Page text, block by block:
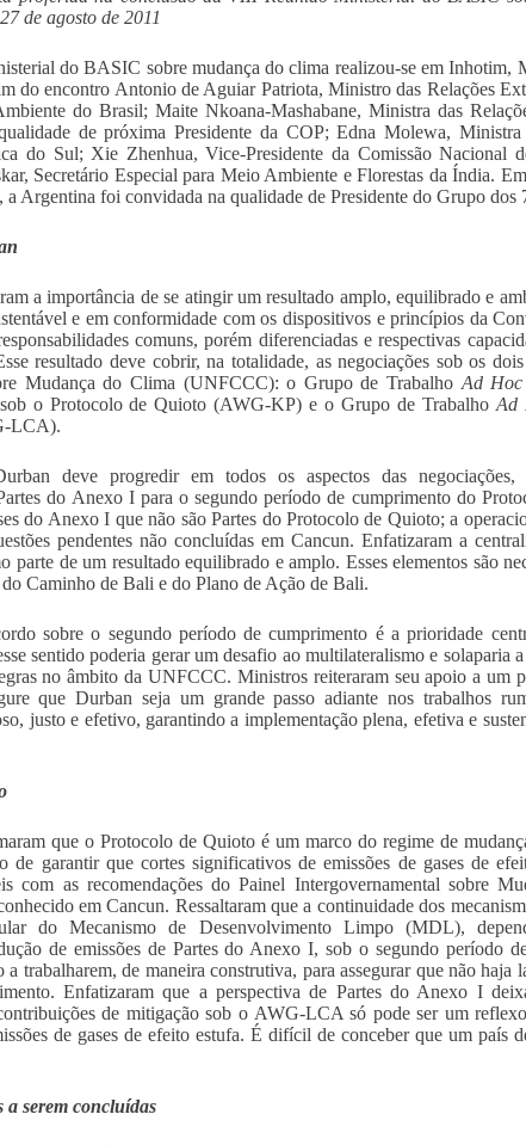
de agosto de 2011
do BASIC sobre mudança do clima realizou-se em Inhotim,
do encontro Antonio de Aguiar Patriota, Ministro das Relações
do Brasil; Maite Nkoana-Mashabane, Ministra das
de próxima Presidente da COP; Edna Molewa,
do Sul; Xie Zhenhua, Vice-Presidente da Comissão Nacional
Secretário Especial para Meio Ambiente e Florestas da Índia.
Argentina foi convidada na qualidade de Presidente do Grupo dos
a importância de se atingir um resultado amplo, equilibrado e
e em conformidade com os dispositivos e princípios da
comuns, porém diferenciadas e respectivas
resultado deve cobrir, na totalidade, as negociações sob os
Mudança do Clima (UNFCCC): o Grupo de Trabalho Ad Hoc
o Protocolo de Quioto (AWG-KP) e o Grupo de Trabalho Ad
LCA).
deve progredir em todos os aspectos das
do Anexo I para o segundo período de cumprimento do
do Anexo I que não são Partes do Protocolo de Quioto; a
pendentes não concluídas em Cancun. Enfatizaram a
parte de um resultado equilibrado e amplo. Esses elementos são
Caminho de Bali e do Plano de Ação de Bali.
sobre o segundo período de cumprimento é a prioridade
sentido poderia gerar um desafio ao multilateralismo e solaparia
no âmbito da UNFCCC. Ministros reiteraram seu apoio a um
que Durban seja um grande passo adiante nos trabalhos
justo e efetivo, garantindo a implementação plena, efetiva e
que o Protocolo de Quioto é um marco do regime de
de garantir que cortes significativos de emissões de gases de
com as recomendações do Painel Intergovernamental sobre
em Cancun. Ressaltaram que a continuidade dos
do Mecanismo de Desenvolvimento Limpo (MDL),
de emissões de Partes do Anexo I, sob o segundo período
trabalharem, de maneira construtiva, para assegurar que não haja
Enfatizaram que a perspectiva de Partes do Anexo I
de mitigação sob o AWG-LCA só pode ser um
de gases de efeito estufa. É difícil de conceber que um país
a serem concluídas